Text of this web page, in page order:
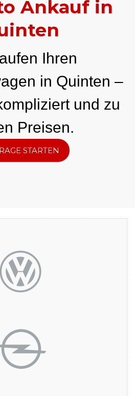
Ankauf in
Ihren
in Quinten –
und zu
Preisen.
STARTEN